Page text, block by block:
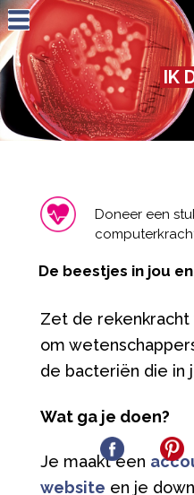
Jump
IK
Doneer een
De beestjes in jou
Zet de rekenkracht
om
de bacteriën die in
Wat ga je doen?
Je maakt een
website en je